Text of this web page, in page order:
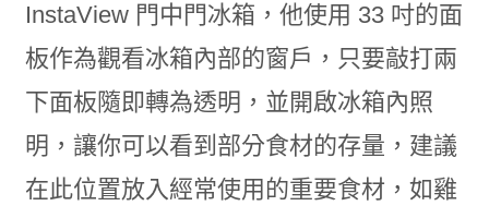
InstaView 門中門冰箱，他使用 33 吋的面
板作為觀看冰箱內部的窗戶，只要敲打兩
下面板隨即轉為透明，並開啟冰箱內照
明，讓你可以看到部分食材的存量，建議
在此位置放入經常使用的重要食材，如雞